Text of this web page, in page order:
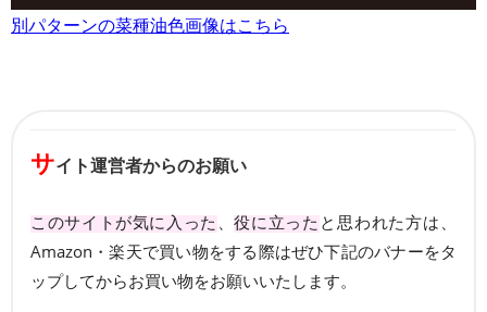
別パターンの菜種油色画像はこちら
サイト運営者からのお願い
このサイトが気に入った 、 役に立った と思われた方は、
Amazon・楽天で買い物をする際はぜひ下記のバナーをタ
ップしてからお買い物をお願いいたします。